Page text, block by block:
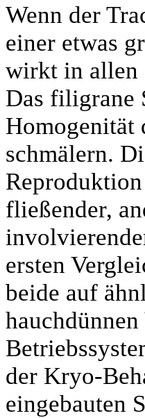
Wenn der
einer etwas
wirkt in allen
Das filigrane
Homogenität
schmälern.
fließender,
ersten
beide auf
der Kryo-
eingebauten